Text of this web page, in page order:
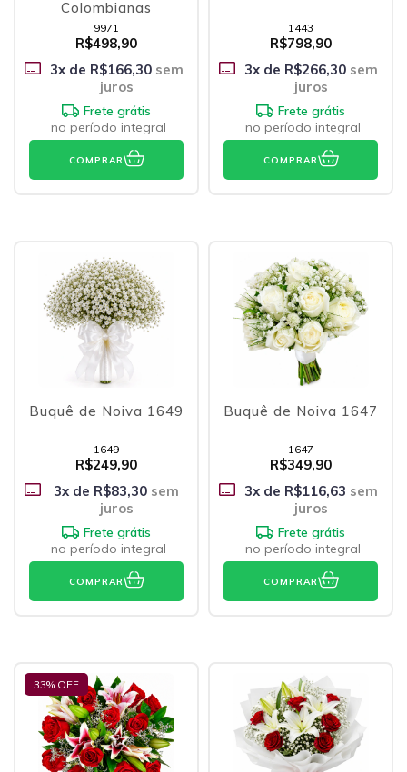
Colombianas
9971
R$498,90
3x de R$166,30sem
juros
Frete grátis
no período integral
COMPRAR
1443
R$798,90
3x de R$266,30sem
juros
Frete grátis
no período integral
COMPRAR
Buquê de Noiva 1649
1649
R$249,90
3x de R$83,30 sem
juros
Frete grátis
no período integral
COMPRAR
Buquê de Noiva 1647
1647
R$349,90
3x de R$116,63 sem
juros
Frete grátis
no período integral
COMPRAR
33% OFF